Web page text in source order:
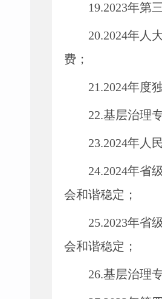
19.2023年第
20.2024年人
费；
21.2024年度
22.基层治理
23.2024年人
24.2024年省
会和谐稳定；
25.2023年省
会和谐稳定；
26.基层治理